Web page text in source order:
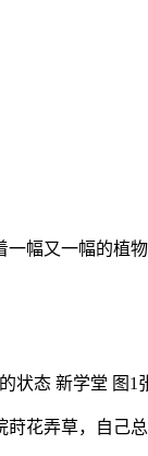
幅又一幅的植
花弄草，自己